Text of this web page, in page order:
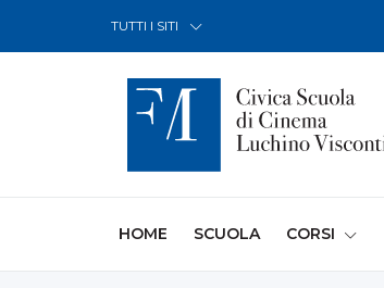
TUTTI I SITI
HOME (CURRENT)
SCUOLA CORSI